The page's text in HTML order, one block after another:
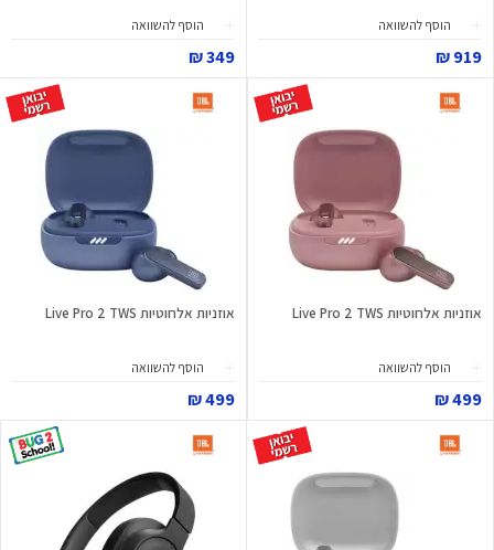
הוסף להשוואה
919 ₪
הוסף להשוואה
349 ₪
אוזניות ‏אלחוטיות Live Pro 2 TWS
הוסף להשוואה
499 ₪
אוזניות ‏אלחוטיות Live Pro 2 TWS
הוסף להשוואה
499 ₪